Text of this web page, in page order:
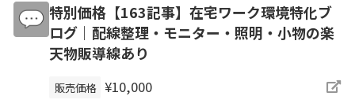
特別価格【163記事】在宅ワーク環境特化ブ
ログ｜配線整理・モニター・照明・小物の楽
天物販導線あり
販売価格 ¥10,000